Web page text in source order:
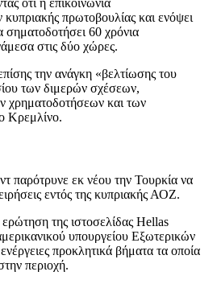
ότι η επικοινωνία
πρωτοβουλίας και ενόψει
σηματοδοτήσει 60 χρόνια
στις δύο χώρες.
την ανάγκη «βελτίωσης του
των διμερών σχέσεων,
χρηματοδοτήσεων και των
Κρεμλίνο.
παρότρυνε εκ νέου την Τουρκία να
εντός της κυπριακής ΑΟΖ.
της ιστοσελίδας Hellas
υπουργείου Εξωτερικών
προκλητικά βήματα τα οποία
περιοχή.